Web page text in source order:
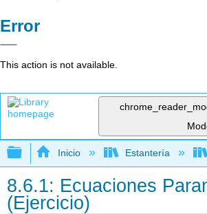
Error
This action is not available.
Expandir/contraer
Inicio Estantería
8.6.1: Ecuaciones
(Ejercicio)